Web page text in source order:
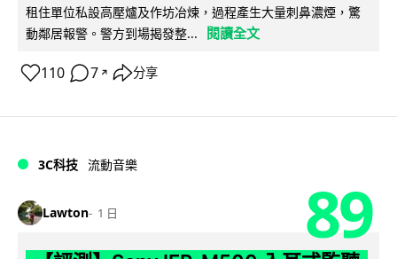
租住單位私設高壓爐及作坊冶煉，過程產生大量刺鼻濃煙，驚
動鄰居報警。警方到場揭發整...
閱讀全文
110 7 ↗ 分享
3C科技 流動音樂
Lawton 1 日 89